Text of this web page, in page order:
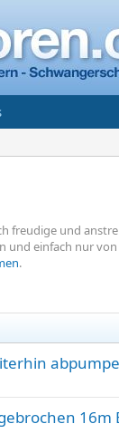
freudige und
und einfach nur
.
16m